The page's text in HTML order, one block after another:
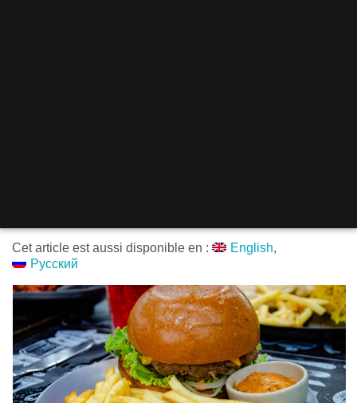
Cet article est aussi disponible en :
English
Русский